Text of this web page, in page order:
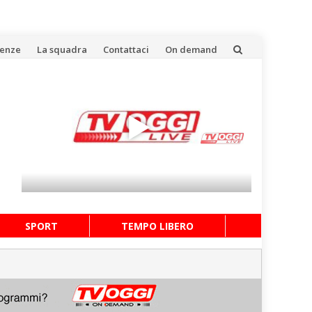
La squadra Contattaci On demand
SPORT TEMPO LIBERO